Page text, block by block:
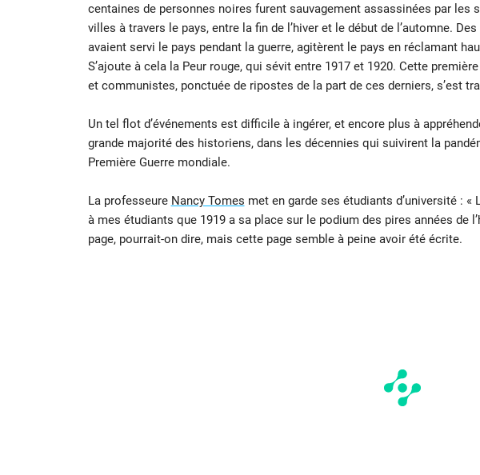
centaines de personnes noires furent sauvagement assassinées par les
villes à travers le pays, entre la fin de l’hiver et le début de l’automne.
avaient servi le pays pendant la guerre, agitèrent le pays en réclamant
S’ajoute à cela la Peur rouge, qui sévit entre 1917 et 1920. Cette
et communistes, ponctuée de ripostes de la part de ces derniers, s’est
Un tel flot d’événements est difficile à ingérer, et encore plus à
grande majorité des historiens, dans les décennies qui suivirent la
Première Guerre mondiale.
La professeure Nancy Tomes met en garde ses étudiants d’université :
à mes étudiants que 1919 a sa place sur le podium des pires années de
page, pourrait-on dire, mais cette page semble à peine avoir été écrite.